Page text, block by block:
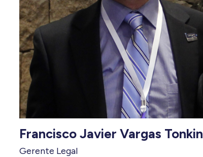
Francisco Javier Vargas Tonkin
Gerente Legal